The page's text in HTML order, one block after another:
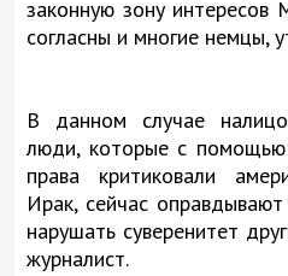
законную зону интересов
согласны и многие немцы,
В данном случае
люди, которые с
права критиковали
Ирак, сейчас
нарушать суверенитет
журналист.